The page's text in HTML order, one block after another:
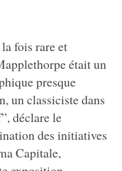
fois rare et
était un
presque
un classiciste dans
déclare le
des initiatives
Capitale,